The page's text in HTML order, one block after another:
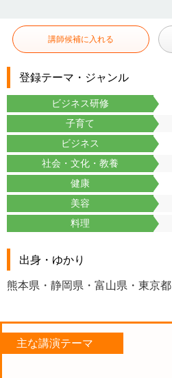
講師候補に入れる
登録テーマ・ジャンル
ビジネス研修
子育て
ビジネス
社会・文化・教養
健康
美容
料理
出身・ゆかり
熊本県・静岡県・富山県・東京都
主な講演テーマ